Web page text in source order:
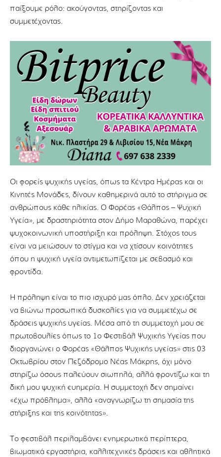
παίξουμε ρόλο: ακούγοντας, στηρίζοντας και
συμμετέχοντας.
Οι φορείς ψυχικής υγείας, όπως τα Κέντρα Ημέρας και οι
Κινητές Μονάδες, δίνουν καθημερινά αυτό το στήριγμα σε
ανθρώπους κάθε ηλικίας. Ο Φορέας «Θάλπος – Ψυχική
Υγεία», με δραστηριότητα στον Δήμο Μαραθώνα, παρέχει
ψυχοκοινωνική υποστήριξη και πρόληψη. Στόχος τους
είναι να μειώσουν το στίγμα και να χτίσουν κοινότητες
όπου η ψυχική υγεία αντιμετωπίζεται με σεβασμό και
φροντίδα.
Η πρόληψη είναι το πιο ισχυρό μας όπλο. Δεν χρειάζεται
να βιώνω προσωπικά δυσκολίες για να συμμετέχω σε
δράσεις ψυχικής υγείας. Μέσα από τη συμμετοχή μου σε
πρωτοβουλίες όπως το 1ο Φεστιβάλ Ψυχικής Υγείας που
διοργανώνει ο Φορέας «Θάλπος Ψυχικής υγείας» στις 03
Οκτωβρίου στον Πεζόδρομο Νέας Μάκρης, όχι μόνο
στηρίζω όσους παλεύουν σιωπηλά, αλλά φροντίζω και τη
δική μου ψυχική ευημερία. Η συμμετοχή δεν σημαίνει
«έχω πρόβλημα», αλλά «αναγνωρίζω τη σημασία της
στήριξης και της κοινότητας».
Το φεστιβάλ περιλαμβάνει ενημερωτικά περίπτερα,
βιωματικά εργαστήρια, καλλιτεχνικές δράσεις και αθλητικά